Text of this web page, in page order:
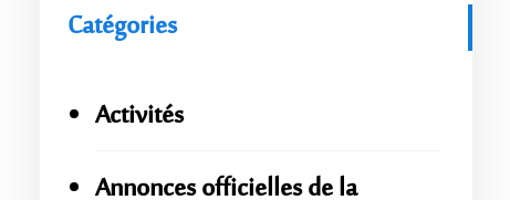
Catégories
Activités
Annonces officielles de la